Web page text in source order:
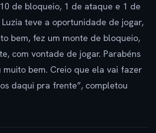
de bloqueio, 1 de ataque e 1 de
Luzia teve a oportunidade de jogar,
bem, fez um monte de bloqueio,
com vontade de jogar. Parabéns
muito bem. Creio que ela vai fazer
daqui pra frente”, completou